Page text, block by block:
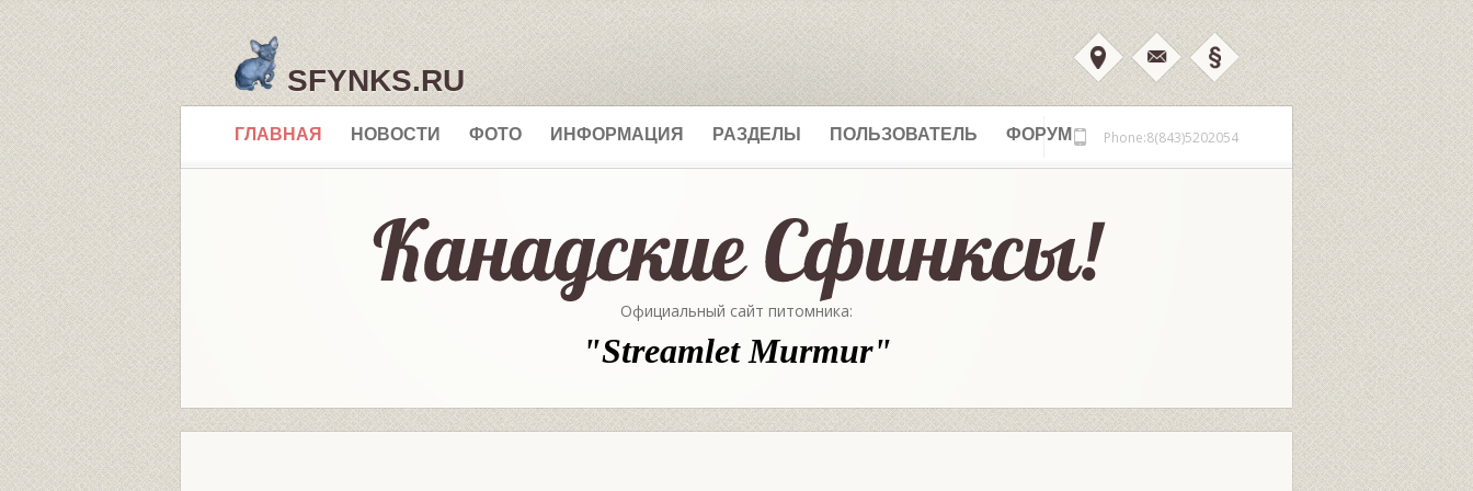
SFYNKS.RU
ГЛАВНАЯ НОВОСТИ ФОТО ИНФОРМАЦИЯ РАЗДЕЛЫ ПОЛЬЗОВАТЕЛЬ ФОРУМ Phone:8(843)5202054
Официальный сайт питомника:
"Streamlet Murmur"